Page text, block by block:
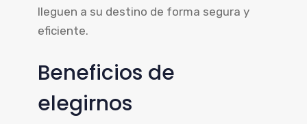
lleguen a su destino de forma segura y
eficiente.
Beneficios de
elegirnos